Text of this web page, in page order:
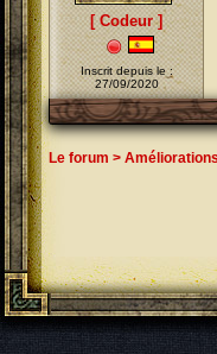
[ Codeur ]
Inscrit depuis le :
27/09/2020
Le forum >